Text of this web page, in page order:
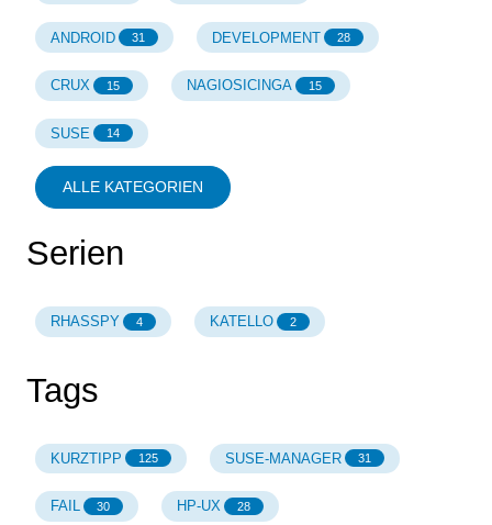
ANDROID 31 DEVELOPMENT 28
CRUX 15 NAGIOSICINGA 15
SUSE 14
ALLE KATEGORIEN
Serien
RHASSPY 4 KATELLO 2
Tags
KURZTIPP 125 SUSE-MANAGER 31
FAIL 30 HP-UX 28